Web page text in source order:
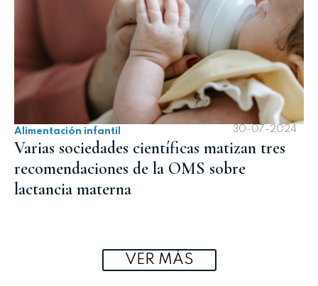
Alimentación infantil 30-07-2024
Varias sociedades científicas matizan tres
recomendaciones de la OMS sobre
lactancia materna
VER MÁS